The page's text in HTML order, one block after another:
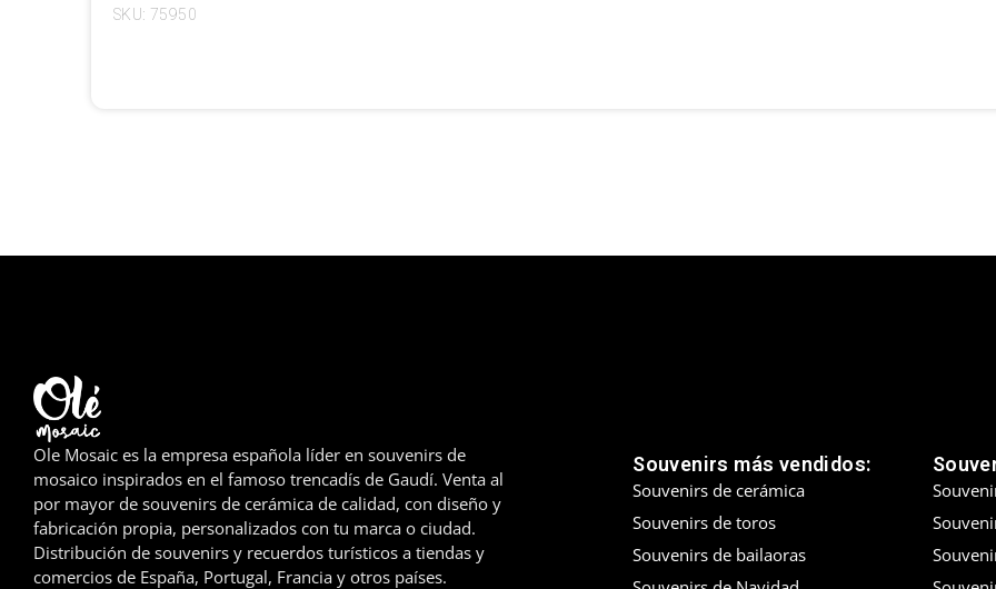
SKU: 75950
Ole Mosaic es la empresa española líder en souvenirs de
mosaico inspirados en el famoso trencadís de Gaudí. Venta al
por mayor de souvenirs de cerámica de calidad, con diseño y
fabricación propia, personalizados con tu marca o ciudad.
Distribución de souvenirs y recuerdos turísticos a tiendas y
comercios de España, Portugal, Francia y otros países.
Souvenirs más vendidos:
Souvenirs de cerámica
Souvenirs de toros
Souvenirs de bailaoras